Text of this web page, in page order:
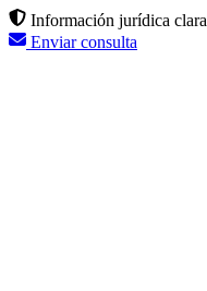
Información jurídica clara
Enviar consulta